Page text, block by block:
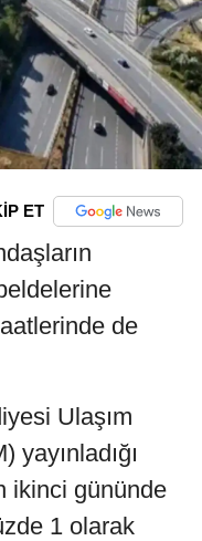
ET
de
Ulaşım
ikinci gününde
1 olarak